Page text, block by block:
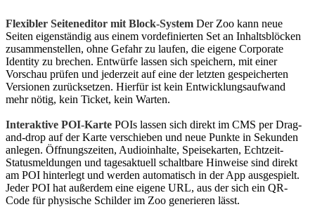
Flexibler Seiteneditor mit Block-System Der Zoo kann neue
Seiten eigenständig aus einem vordefinierten Set an Inhaltsblöcken
zusammenstellen, ohne Gefahr zu laufen, die eigene Corporate
Identity zu brechen. Entwürfe lassen sich speichern, mit einer
Vorschau prüfen und jederzeit auf eine der letzten gespeicherten
Versionen zurücksetzen. Hierfür ist kein Entwicklungsaufwand
mehr nötig, kein Ticket, kein Warten.
Interaktive POI-Karte POIs lassen sich direkt im CMS per Drag-
and-drop auf der Karte verschieben und neue Punkte in Sekunden
anlegen. Öffnungszeiten, Audioinhalte, Speisekarten, Echtzeit-
Statusmeldungen und tagesaktuell schaltbare Hinweise sind direkt
am POI hinterlegt und werden automatisch in der App ausgespielt.
Jeder POI hat außerdem eine eigene URL, aus der sich ein QR-
Code für physische Schilder im Zoo generieren lässt.